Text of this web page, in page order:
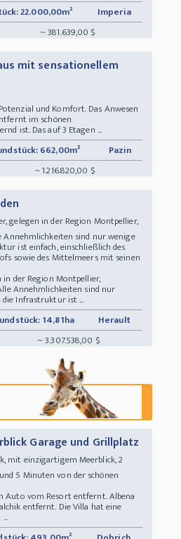
22.000,00m²
Imperia
~ 381.639,00 $
mit sensationellem
und Komfort. Das Anwesen
im schönen
ist. Das auf 3 Etagen ...
662,00m²
Pazin
~ 1.216.820,00 $
gelegen in der Region Montpellier,
Annehmlichkeiten sind nur wenige
ist einfach, einschließlich des
sowie des Mittelmeers mit seinen
in der Region Montpellier,
Annehmlichkeiten sind nur
Infrastruktur ist ...
14,81ha
Herault
~ 3.307.538,00 $
Garage und Grillplatz
mit einzigartigem Meerblick, 2
5 Minuten von der schönen
Auto vom Resort entfernt. Albena
entfernt. Die Villa hat eine